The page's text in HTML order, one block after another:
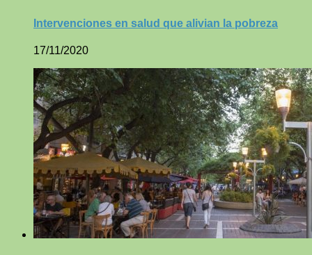
Intervenciones en salud que alivian la pobreza
17/11/2020